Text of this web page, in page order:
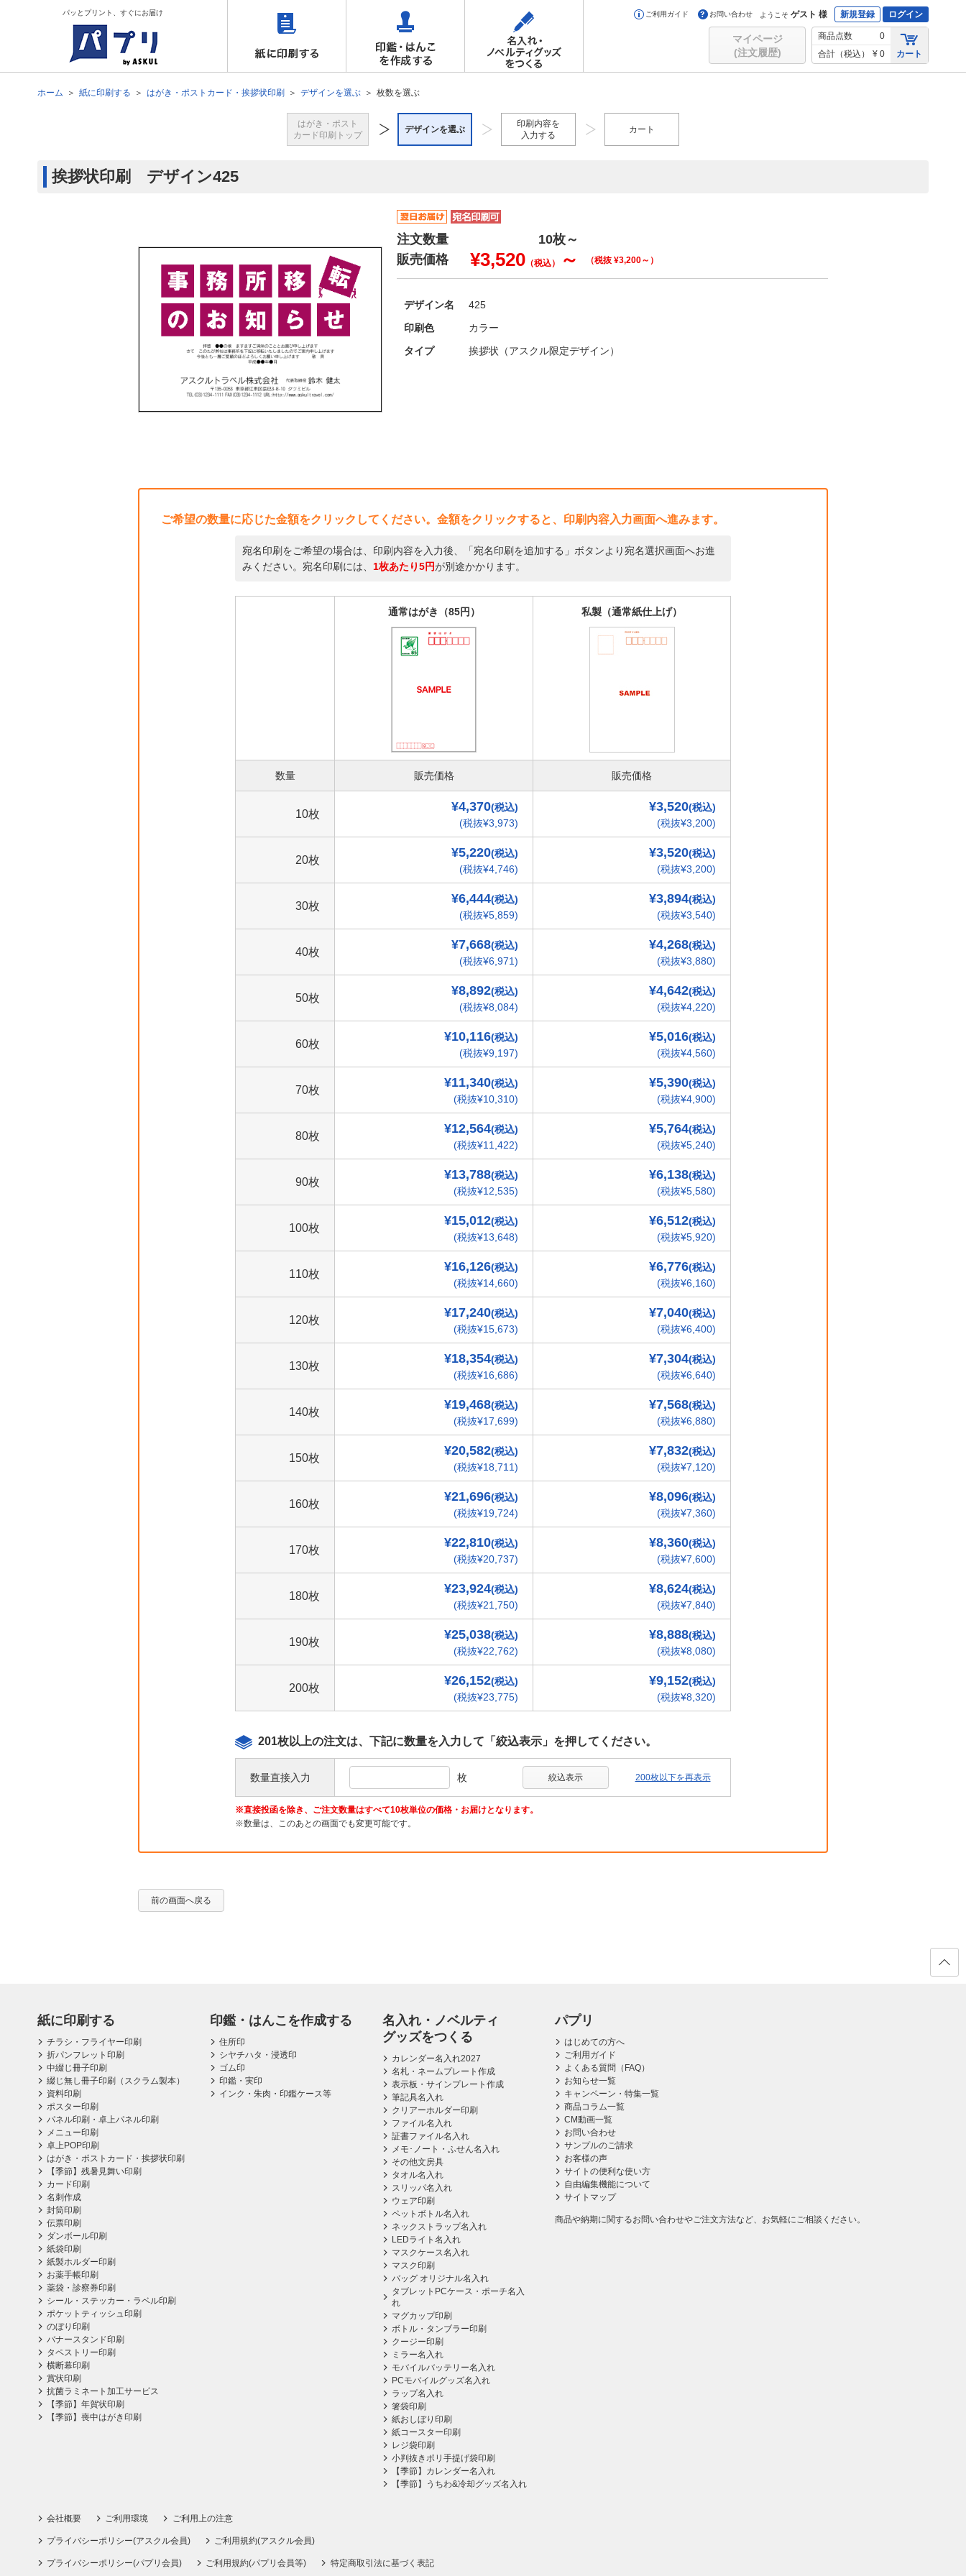
パッとプリント、すぐにお届け ご利用ガイド お問い合わせ ようこそ ゲスト 様 新規登録 ログイン
マイページ
(注文履歴)
商品点数
0
合計（税込）
¥ 0 カート
ホーム 紙に印刷する はがき・ポストカード・挨拶状印刷 デザインを選ぶ 枚数を選ぶ
はがき・ポスト
カード印刷トップ
デザインを選ぶ
印刷内容を
入力する
カート
挨拶状印刷 デザイン425
注文数量
10枚～
販売価格
¥3,520 （税込） ～ （税抜 ¥3,200～）
デザイン名
425
印刷色
カラー
タイプ
挨拶状（アスクル限定デザイン）
ご希望の数量に応じた金額をクリックしてください。金額をクリックすると、印刷内容入力画面へ進みます。
宛名印刷をご希望の場合は、印刷内容を入力後、「宛名印刷を追加する」ボタンより宛名選択画面へお進
みください。宛名印刷には、 1枚あたり5円が別途かかります。
通常はがき（85円） 私製（通常紙仕上げ）
数量 販売価格 販売価格
10枚
¥4,370(税込)
(税抜¥3,973)
¥3,520(税込)
(税抜¥3,200)
20枚
¥5,220(税込)
(税抜¥4,746)
¥3,520(税込)
(税抜¥3,200)
30枚
¥6,444(税込)
(税抜¥5,859)
¥3,894(税込)
(税抜¥3,540)
40枚
¥7,668(税込)
(税抜¥6,971)
¥4,268(税込)
(税抜¥3,880)
50枚
¥8,892(税込)
(税抜¥8,084)
¥4,642(税込)
(税抜¥4,220)
60枚
¥10,116(税込)
(税抜¥9,197)
¥5,016(税込)
(税抜¥4,560)
70枚
¥11,340(税込)
(税抜¥10,310)
¥5,390(税込)
(税抜¥4,900)
80枚
¥12,564(税込)
(税抜¥11,422)
¥5,764(税込)
(税抜¥5,240)
90枚
¥13,788(税込)
(税抜¥12,535)
¥6,138(税込)
(税抜¥5,580)
100枚
¥15,012(税込)
(税抜¥13,648)
¥6,512(税込)
(税抜¥5,920)
110枚
¥16,126(税込)
(税抜¥14,660)
¥6,776(税込)
(税抜¥6,160)
120枚
¥17,240(税込)
(税抜¥15,673)
¥7,040(税込)
(税抜¥6,400)
130枚
¥18,354(税込)
(税抜¥16,686)
¥7,304(税込)
(税抜¥6,640)
140枚
¥19,468(税込)
(税抜¥17,699)
¥7,568(税込)
(税抜¥6,880)
150枚
¥20,582(税込)
(税抜¥18,711)
¥7,832(税込)
(税抜¥7,120)
160枚
¥21,696(税込)
(税抜¥19,724)
¥8,096(税込)
(税抜¥7,360)
170枚
¥22,810(税込)
(税抜¥20,737)
¥8,360(税込)
(税抜¥7,600)
180枚
¥23,924(税込)
(税抜¥21,750)
¥8,624(税込)
(税抜¥7,840)
190枚
¥25,038(税込)
(税抜¥22,762)
¥8,888(税込)
(税抜¥8,080)
200枚
¥26,152(税込)
(税抜¥23,775)
¥9,152(税込)
(税抜¥8,320)
201枚以上の注文は、下記に数量を入力して「絞込表示」を押してください。
数量直接入力 枚 絞込表示 200枚以下を再表示
直接投函を除き、ご注文数量はすべて10枚単位の価格・お届けとなります。
数量は、このあとの画面でも変更可能です。
前の画面へ戻る
紙に印刷する
チラシ・フライヤー印刷
折パンフレット印刷
中綴じ冊子印刷
綴じ無し冊子印刷（スクラム製本）
資料印刷
ポスター印刷
パネル印刷・卓上パネル印刷
メニュー印刷
卓上POP印刷
はがき・ポストカード・挨拶状印刷
【季節】残暑見舞い印刷
カード印刷
名刺作成
封筒印刷
伝票印刷
ダンボール印刷
紙袋印刷
紙製ホルダー印刷
お薬手帳印刷
薬袋・診察券印刷
シール・ステッカー・ラベル印刷
ポケットティッシュ印刷
のぼり印刷
バナースタンド印刷
タペストリー印刷
横断幕印刷
賞状印刷
抗菌ラミネート加工サービス
【季節】年賀状印刷
【季節】喪中はがき印刷
印鑑・はんこを作成する
住所印
シヤチハタ・浸透印
ゴム印
印鑑・実印
インク・朱肉・印鑑ケース等
名入れ・ノベルティ
グッズをつくる
カレンダー名入れ2027
名札・ネームプレート作成
表示板・サインプレート作成
筆記具名入れ
クリアーホルダー印刷
ファイル名入れ
証書ファイル名入れ
メモ･ノート・ふせん名入れ
その他文房具
タオル名入れ
スリッパ名入れ
ウェア印刷
ペットボトル名入れ
ネックストラップ名入れ
LEDライト名入れ
マスクケース名入れ
マスク印刷
バッグ オリジナル名入れ
タブレットPCケース・ポーチ名入
れ
マグカップ印刷
ボトル・タンブラー印刷
クージー印刷
ミラー名入れ
モバイルバッテリー名入れ
PCモバイルグッズ名入れ
ラップ名入れ
箸袋印刷
紙おしぼり印刷
紙コースター印刷
レジ袋印刷
小判抜きポリ手提げ袋印刷
【季節】カレンダー名入れ
【季節】うちわ&冷却グッズ名入れ
パプリ
はじめての方へ
ご利用ガイド
よくある質問（FAQ）
お知らせ一覧
キャンペーン・特集一覧
商品コラム一覧
CM動画一覧
お問い合わせ
サンプルのご請求
お客様の声
サイトの便利な使い方
自由編集機能について
サイトマップ
商品や納期に関するお問い合わせやご注文方法など、お気軽にご相談ください。
会社概要 ご利用環境 ご利用上の注意
プライバシーポリシー(アスクル会員) ご利用規約(アスクル会員)
プライバシーポリシー(パプリ会員) ご利用規約(パプリ会員等) 特定商取引法に基づく表記